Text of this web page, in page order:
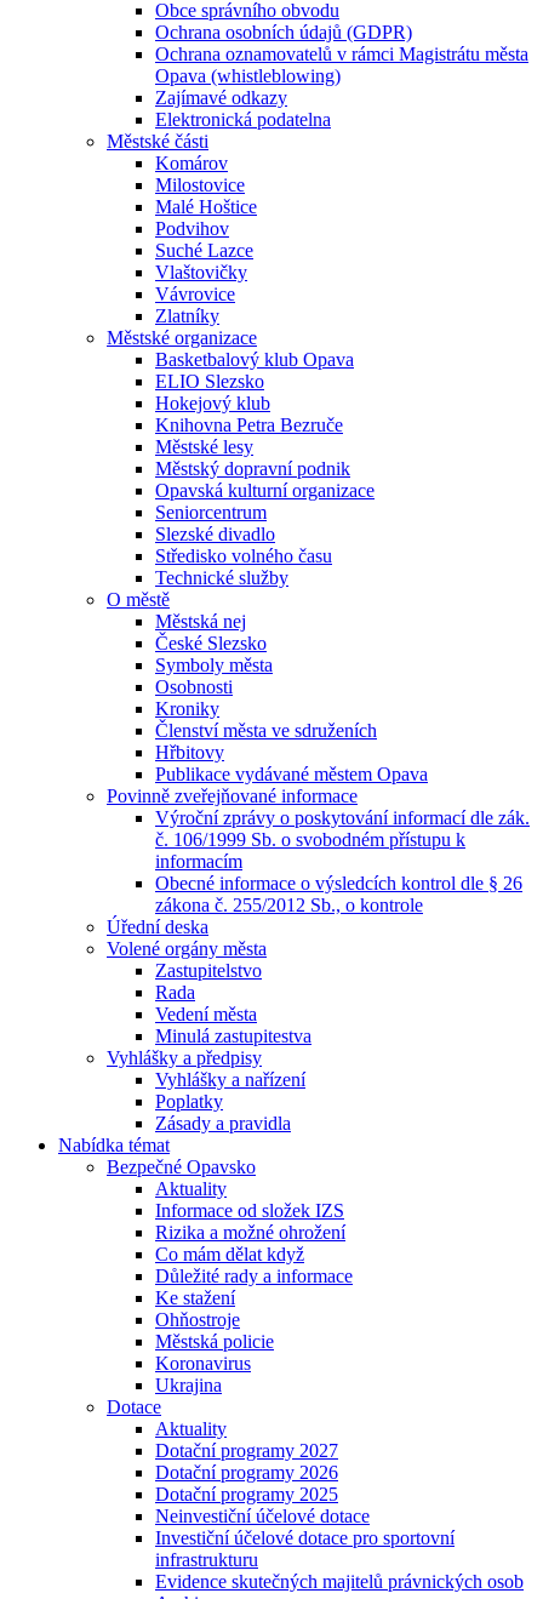
Obce správního obvodu
Ochrana osobních údajů (GDPR)
Ochrana oznamovatelů v rámci Magistrátu města
Opava (whistleblowing)
Zajímavé odkazy
Elektronická podatelna
Městské části
Komárov
Milostovice
Malé Hoštice
Podvihov
Suché Lazce
Vlaštovičky
Vávrovice
Zlatníky
Městské organizace
Basketbalový klub Opava
ELIO Slezsko
Hokejový klub
Knihovna Petra Bezruče
Městské lesy
Městský dopravní podnik
Opavská kulturní organizace
Seniorcentrum
Slezské divadlo
Středisko volného času
Technické služby
O městě
Městská nej
České Slezsko
Symboly města
Osobnosti
Kroniky
Členství města ve sdruženích
Hřbitovy
Publikace vydávané městem Opava
Povinně zveřejňované informace
Výroční zprávy o poskytování informací dle zák.
č. 106/1999 Sb. o svobodném přístupu k
informacím
Obecné informace o výsledcích kontrol dle § 26
zákona č. 255/2012 Sb., o kontrole
Úřední deska
Volené orgány města
Zastupitelstvo
Rada
Vedení města
Minulá zastupitestva
Vyhlášky a předpisy
Vyhlášky a nařízení
Poplatky
Zásady a pravidla
Nabídka témat
Bezpečné Opavsko
Aktuality
Informace od složek IZS
Rizika a možné ohrožení
Co mám dělat když
Důležité rady a informace
Ke stažení
Ohňostroje
Městská policie
Koronavirus
Ukrajina
Dotace
Aktuality
Dotační programy 2027
Dotační programy 2026
Dotační programy 2025
Neinvestiční účelové dotace
Investiční účelové dotace pro sportovní
infrastrukturu
Evidence skutečných majitelů právnických osob